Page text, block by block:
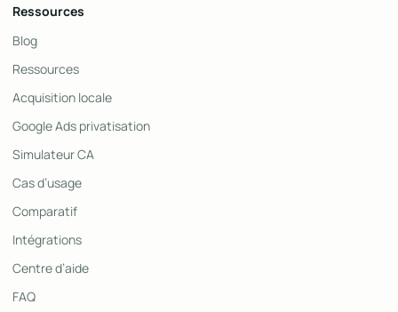
Ressources
Blog
Ressources
Acquisition locale
Google Ads privatisation
Simulateur CA
Cas d’usage
Comparatif
Intégrations
Centre d’aide
FAQ